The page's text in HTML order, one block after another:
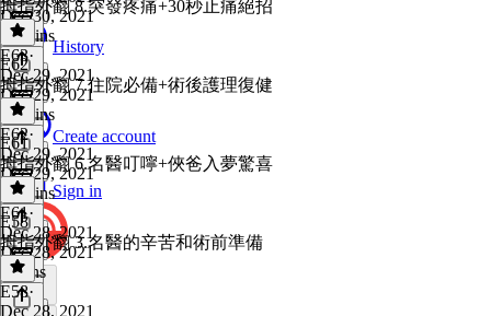
History
Create account
Sign in
Dec 30, 2021
12 mins
拇指外翻 8.突發疼痛+30秒止痛絕招
E63·
Dec 29, 2021
Dec 29, 2021
12 mins
E62
拇指外翻 7.住院必備+術後護理復健
E62·
Dec 29, 2021
Dec 29, 2021
14 mins
E61
拇指外翻 6.名醫叮嚀+俠爸入夢驚喜
E61·
Dec 28, 2021
Dec 28, 2021
8 mins
E58
拇指外翻 3.名醫的辛苦和術前準備
E58·
Dec 28, 2021